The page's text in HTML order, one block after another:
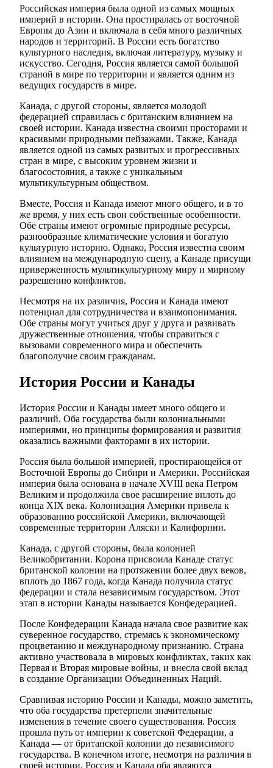
Российская империя была одной из самых мощных
империй в истории. Она простиралась от восточной
Европы до Азии и включала в себя много различных
народов и территорий. В России есть богатство
культурного наследия, включая литературу, музыку и
искусство. Сегодня, Россия является самой большой
страной в мире по территории и является одним из
ведущих государств в мире.
Канада, с другой стороны, является молодой
федерацией справилась с британским влиянием на
своей истории. Канада известна своими просторами и
красивыми природными пейзажами. Также, Канада
является одной из самых развитых и прогрессивных
стран в мире, с высоким уровнем жизни и
благосостояния, а также с уникальным
мультикультурным обществом.
Вместе, Россия и Канада имеют много общего, и в то
же время, у них есть свои собственные особенности.
Обе страны имеют огромные природные ресурсы,
разнообразные климатические условия и богатую
культурную историю. Однако, Россия известна своим
влиянием на международную сцену, а Канаде присущи
приверженность мультикультурному миру и мирному
разрешению конфликтов.
Несмотря на их различия, Россия и Канада имеют
потенциал для сотрудничества и взаимопонимания.
Обе страны могут учиться друг у друга и развивать
дружественные отношения, чтобы справиться с
вызовами современного мира и обеспечить
благополучие своим гражданам.
История России и Канады
История России и Канады имеет много общего и
различий. Оба государства были колониальными
империями, но принципы формирования и развития
оказались важными факторами в их истории.
Россия была большой империей, простирающейся от
Восточной Европы до Сибири и Америки. Российская
империя была основана в начале XVIII века Петром
Великим и продолжила свое расширение вплоть до
конца XIX века. Колонизация Америки привела к
образованию российской Америки, включающей
современные территории Аляски и Калифорнии.
Канада, с другой стороны, была колонией
Великобритании. Корона присвоила Канаде статус
британской колонии на протяжении более двух веков,
вплоть до 1867 года, когда Канада получила статус
федерации и стала независимым государством. Этот
этап в истории Канады называется Конфедерацией.
После Конфедерации Канада начала свое развитие как
суверенное государство, стремясь к экономическому
процветанию и международному признанию. Страна
активно участвовала в мировых конфликтах, таких как
Первая и Вторая мировые войны, и внесла свой вклад
в создание Организации Объединенных Наций.
Сравнивая историю России и Канады, можно заметить,
что оба государства претерпели значительные
изменения в течение своего существования. Россия
прошла путь от империи к советской Федерации, а
Канада — от британской колонии до независимого
государства. В конечном итоге, несмотря на различия в
своей истории, Россия и Канада оба являются